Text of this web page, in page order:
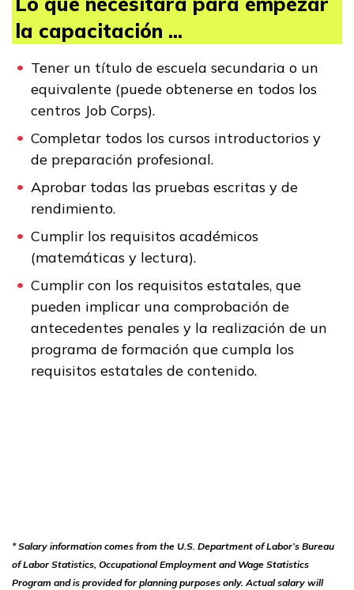
la capacitación ...
Tener un título de escuela secundaria o un
equivalente (puede obtenerse en todos los
centros Job Corps).
Completar todos los cursos introductorios y
de preparación profesional.
Aprobar todas las pruebas escritas y de
rendimiento.
Cumplir los requisitos académicos
(matemáticas y lectura).
Cumplir con los requisitos estatales, que
pueden implicar una comprobación de
antecedentes penales y la realización de un
programa de formación que cumpla los
requisitos estatales de contenido.
* Salary information comes from the U.S. Department of Labor’s Bureau
of Labor Statistics, Occupational Employment and Wage Statistics
Program and is provided for planning purposes only. Actual salary will